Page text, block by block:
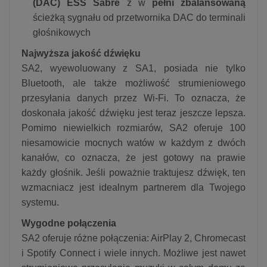
(DAC) ESS Sabre z w pełni zbalansowaną
ścieżką sygnału od przetwornika DAC do terminali
głośnikowych
Najwyższa jakość dźwięku
SA2, wyewoluowany z SA1, posiada nie tylko
Bluetooth, ale także możliwość strumieniowego
przesyłania danych przez Wi-Fi. To oznacza, że
doskonała jakość dźwięku jest teraz jeszcze lepsza.
Pomimo niewielkich rozmiarów, SA2 oferuje 100
niesamowicie mocnych watów w każdym z dwóch
kanałów, co oznacza, że jest gotowy na prawie
każdy głośnik. Jeśli poważnie traktujesz dźwięk, ten
wzmacniacz jest idealnym partnerem dla Twojego
systemu.
Wygodne połączenia
SA2 oferuje różne połączenia: AirPlay 2, Chromecast
i Spotify Connect i wiele innych. Możliwe jest nawet